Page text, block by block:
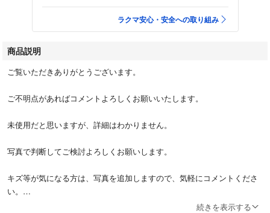
ラクマ安心・安全への取り組み
商品説明
ご覧いただきありがとうございます。
ご不明点があればコメントよろしくお願いいたします。
未使用だと思いますが、詳細はわかりません。
写真で判断してご検討よろしくお願いします。
キズ等が気になる方は、写真を追加しますので、気軽にコメントくださ
い。
続きを表示する